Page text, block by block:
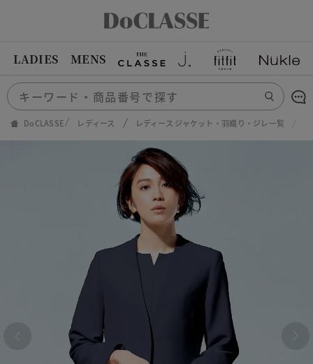
LADIES MENS
DoCLASSE レディース レディース ジャケット・羽織り・ジレ一覧